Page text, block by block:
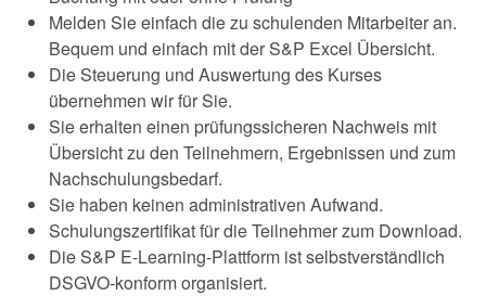
Melden Sie einfach die zu schulenden Mitarbeiter an.
Bequem und einfach mit der S&P Excel Übersicht.
Die Steuerung und Auswertung des Kurses
übernehmen wir für Sie.
Sie erhalten einen prüfungssicheren Nachweis mit
Übersicht zu den Teilnehmern, Ergebnissen und zum
Nachschulungsbedarf.
Sie haben keinen administrativen Aufwand.
Schulungszertifikat für die Teilnehmer zum Download.
Die S&P E-Learning-Plattform ist selbstverständlich
DSGVO-konform organisiert.